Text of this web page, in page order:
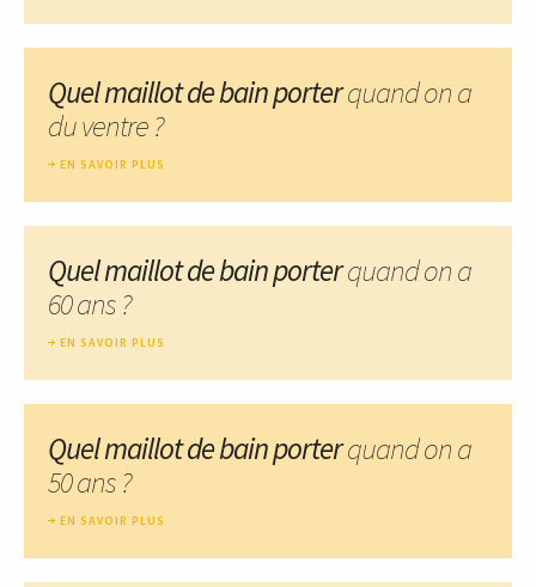
Quel maillot de bain porterquand on a
du ventre ?
EN SAVOIR PLUS
Quel maillot de bain porterquand on a
60 ans ?
EN SAVOIR PLUS
Quel maillot de bain porterquand on a
50 ans ?
EN SAVOIR PLUS